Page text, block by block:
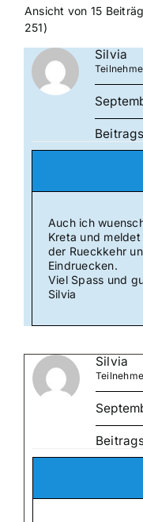
Ansicht von 15
251)
Silvia
Auch ich
Kreta und
der Rueckkehr
Eindruecken.
Viel Spass und
Silvia
Silvia